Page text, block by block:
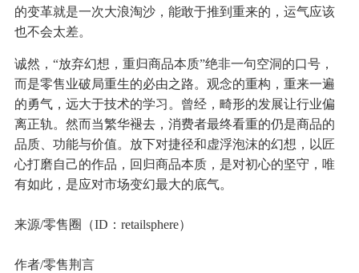
的变革就是一次大浪淘沙，能敢于推到重来的，运气应该
也不会太差。
诚然，“放弃幻想，重归商品本质”绝非一句空洞的口号，
而是零售业破局重生的必由之路。观念的重构，重来一遍
的勇气，远大于技术的学习。曾经，畸形的发展让行业偏
离正轨。然而当繁华褪去，消费者最终看重的仍是商品的
品质、功能与价值。放下对捷径和虚浮泡沫的幻想，以匠
心打磨自己的作品，回归商品本质，是对初心的坚守，唯
有如此，是应对市场变幻最大的底气。
来源/零售圈（ID：retailsphere）
作者/零售荆言